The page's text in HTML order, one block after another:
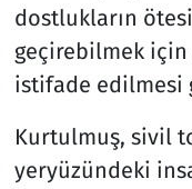
dostlukların
geçirebilmek
istifade edilmesi
Kurtulmuş, sivil
yeryüzündeki